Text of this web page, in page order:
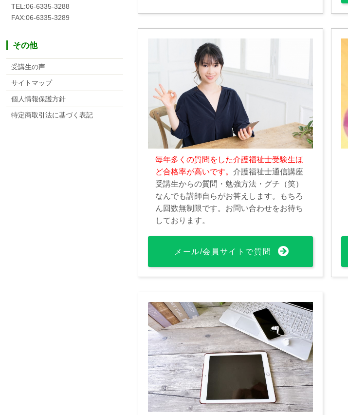
毎年多くの質問をした介護福祉士受験生ほ
ど合格率が高いです。介護福祉士通信講座
受講生からの質問・勉強方法・グチ（笑）
なんでも講師自らがお答えします。もちろ
ん回数無制限です。お問い合わせをお待ち
しております。
メール/会員サイトで質問
TEL:06-6335-3288
FAX:06-6335-3289
その他
受講生の声
サイトマップ
個人情報保護方針
特定商取引法に基づく表記